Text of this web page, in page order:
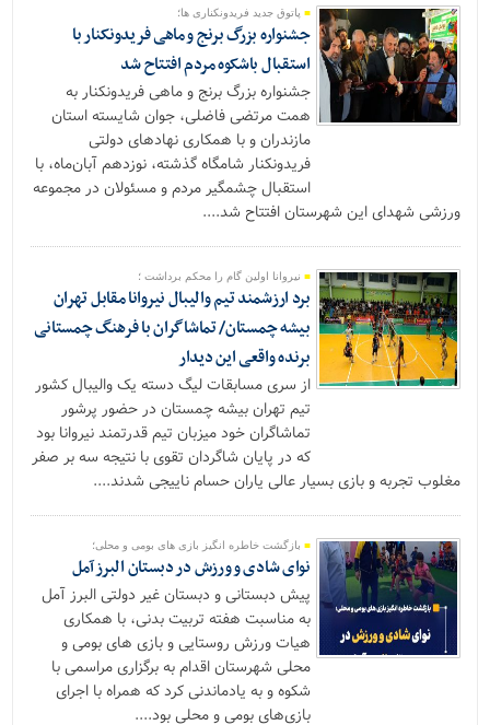
پاتوق جدید فریدونکناری ها؛
جشنواره بزرگ برنج و ماهی فریدونکنار با
استقبال باشکوه مردم افتتاح شد‌
جشنواره بزرگ برنج و ماهی فریدونکنار به
همت مرتضی فاضلی، جوان شایسته استان
مازندران و با همکاری نهادهای دولتی
فریدونکنار شامگاه گذشته، نوزدهم آبان‌ماه، با
استقبال چشمگیر مردم و مسئولان در مجموعه
ورزشی شهدای این شهرستان افتتاح شد....
نیروانا اولین گام را محکم برداشت ؛
برد ارزشمند تیم والیبال نیروانا مقابل تهران
بیشه چمستان/ تماشاگران با فرهنگ چمستانی
برنده واقعی این دیدار
از سری مسابقات لیگ دسته یک والیبال کشور
تیم تهران بیشه چمستان در حضور پرشور
تماشاگران خود میزبان تیم قدرتمند نیروانا بود
که در پایان شاگردان تقوی با نتیجه سه بر صفر
مغلوب تجربه و بازی بسیار عالی یاران حسام ناییجی شدند....
بازگشت خاطره انگیز بازی های بومی و محلی؛
نوای شادی و ورزش در دبستان البرز آمل
پیش دبستانی و دبستان غیر دولتی البرز آمل
به مناسبت هفته تربیت بدنی، با همکاری
هیات ورزش روستایی و بازی های بومی و
محلی شهرستان اقدام به برگزاری مراسمی با
شکوه و به‌ یادماندنی کرد که همراه با اجرای
بازی‌های بومی و محلی بود....